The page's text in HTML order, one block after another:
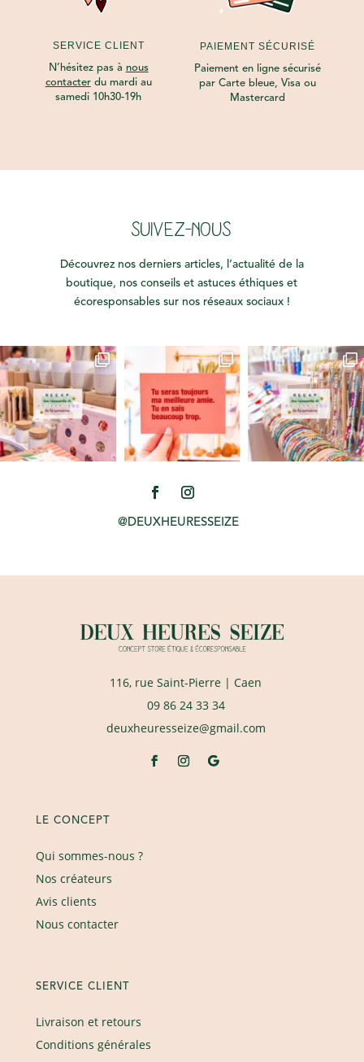
SERVICE CLIENT
N’hésitez pas à nous
contacterdu mardi au
samedi 10h30-19h
PAIEMENT SÉCURISÉ
Paiement en ligne sécurisé
par Carte bleue, Visa ou
Mastercard
SUIVEZ-NOUS
Découvrez nos derniers articles, l’actualité de la
boutique, nos conseils et astuces éthiques et
écoresponsables sur nos réseaux sociaux !
@DEUXHEURESSEIZE
116, rue Saint-Pierre | Caen
09 86 24 33 34
deuxheuresseize@gmail.com
LE CONCEPT
Qui sommes-nous ?
Nos créateurs
Avis clients
Nous contacter
SERVICE CLIENT
Livraison et retours
Conditions générales